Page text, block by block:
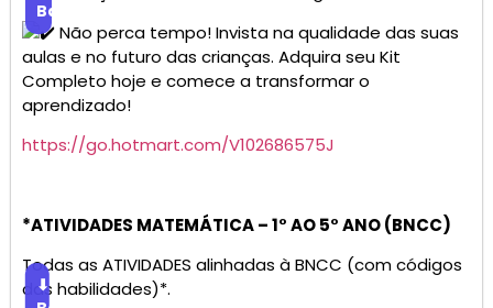
Baixar
Não perca tempo! Invista na qualidade das suas
aulas e no futuro das crianças. Adquira seu Kit
Completo hoje e comece a transformar o
aprendizado!
https://go.hotmart.com/V102686575J
*ATIVIDADES MATEMÁTICA – 1° AO 5° ANO (BNCC)
Todas as ATIVIDADES alinhadas à BNCC (com códigos
das habilidades)*.
⬇